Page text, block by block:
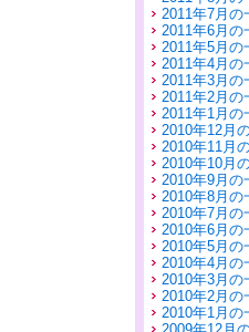
2011年7月の
2011年6月の
2011年5月の
2011年4月の
2011年3月の
2011年2月の
2011年1月の
2010年12月
2010年11月
2010年10月
2010年9月の
2010年8月の
2010年7月の
2010年6月の
2010年5月の
2010年4月の
2010年3月の
2010年2月の
2010年1月の